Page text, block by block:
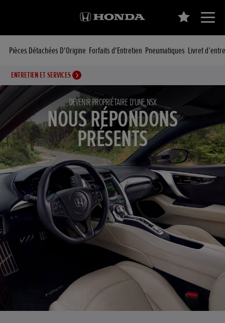
Pièces Détachées D'Origine Forfaits d'Entretien Pneumatiques Livret
ENTRETIEN ET SERVICES
DEVENIR PROPRIÉTAIRE D'UNE NSX
NOUS RÉPONDONS
PRÉSENTS